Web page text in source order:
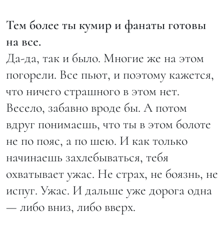
Тем более ты кумир и фанаты готовы
на все.
Да-да, так и было. Многие же на этом
погорели. Все пьют, и поэтому кажется,
что ничего страшного в этом нет.
Весело, забавно вроде бы. А потом
вдруг понимаешь, что ты в этом болоте
не по пояс, а по шею. И как только
начинаешь захлебываться, тебя
охватывает ужас. Не страх, не боязнь, не
испуг. Ужас. И дальше уже дорога одна
— либо вниз, либо вверх.